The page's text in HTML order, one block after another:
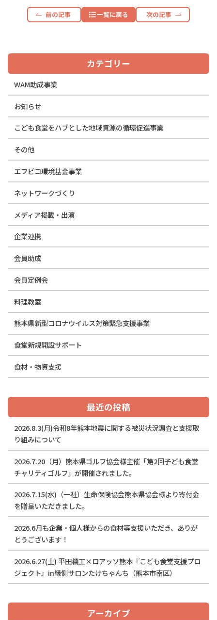
前の記事 一覧に戻る 次の記事
カテゴリー
WAM助成事業
お知らせ
こども食堂をハブとした地域資源の循環促進事業
その他
エフピコ環境基金事業
ネットワークづくり
メディア掲載・出演
企業連携
会員助成
会員定例会
料理教室
熊本県新型コロナウイルス対策緊急支援事業
食堂新規開設サポート
食材・物資支援
最近の投稿
2026.8.3(月)令和8年熊本地震に関する被災状況調査と支援取
り組みについて
2026.7.20（月）熊本県ゴルフ協会様主催「第2回子ども食堂
チャリティゴルフ」が開催されました。
2026.7.15(水)（一社）生命保険協会熊本県協会様より寄付金
を贈呈いただきました。
2026.6月も企業・個人様からの食材等支援いただき、ありが
とうございます！
2026.6.27(土) 平田機工×ロアッソ熊本『こども食堂支援プロ
ジェクト』in縁側サロンたけちゃんち（熊本市南区）
アーカイブ